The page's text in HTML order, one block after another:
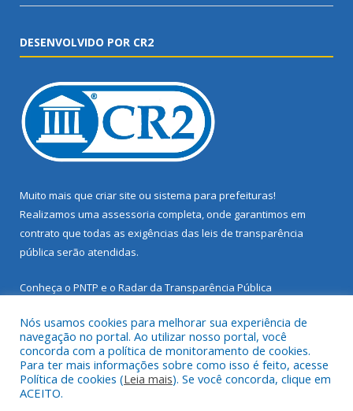
DESENVOLVIDO POR CR2
Muito mais que criar site ou sistema para prefeituras!
Realizamos uma assessoria completa, onde garantimos em
contrato que todas as exigências das leis de transparência
pública serão atendidas.
Conheça o PNTP e o Radar da Transparência Pública
Todos os direitos reservados a Prefeitura Municipal de Santarém
Novo.
Nós usamos cookies para melhorar sua experiência de
navegação no portal. Ao utilizar nosso portal, você
concorda com a política de monitoramento de cookies.
Para ter mais informações sobre como isso é feito, acesse
Política de cookies (Leia mais). Se você concorda, clique em
ACEITO.